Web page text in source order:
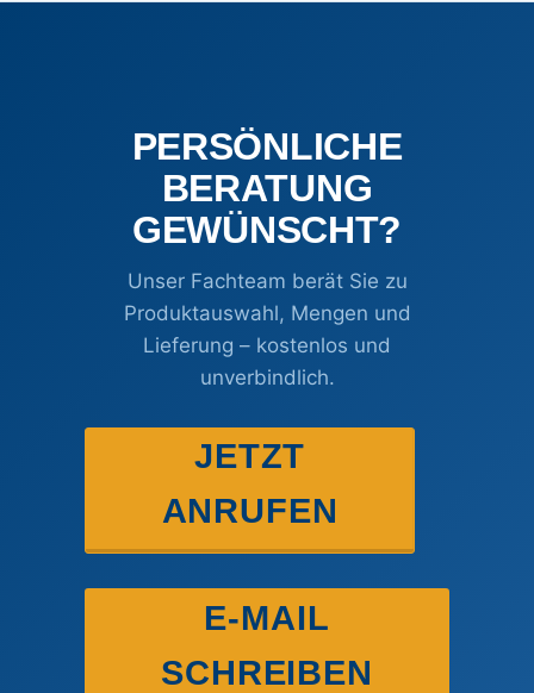
PERSÖNLICHE
BERATUNG
GEWÜNSCHT?
Unser Fachteam berät Sie zu
Produktauswahl, Mengen und
Lieferung – kostenlos und
unverbindlich.
JETZT
ANRUFEN
E-MAIL
SCHREIBEN